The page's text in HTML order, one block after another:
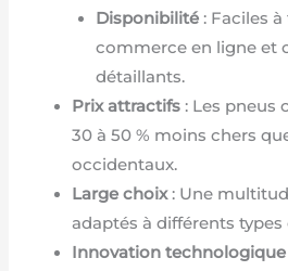
Disponibilité : Faciles
commerce en ligne et
détaillants.
Prix attractifs : Les pneus
30 à 50 % moins chers
occidentaux.
Large choix: Une
adaptés à différents types
Innovation technologique